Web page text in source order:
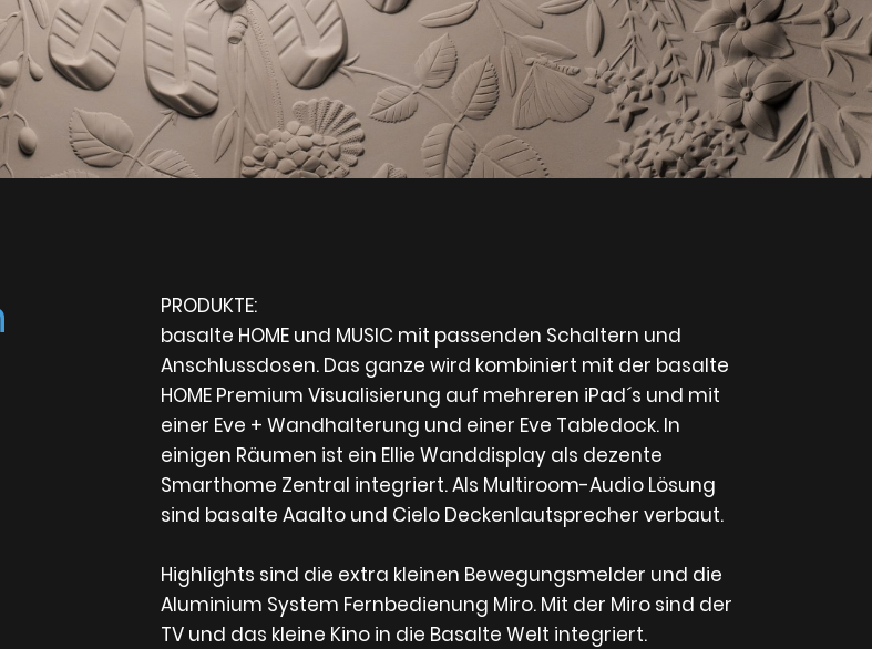
PRODUKTE:
basalte HOME und MUSIC mit passenden Schaltern und
Anschlussdosen. Das ganze wird kombiniert mit der basalte
HOME Premium Visualisierung auf mehreren iPad´s und mit
einer Eve + Wandhalterung und einer Eve Tabledock. In
einigen Räumen ist ein Ellie Wanddisplay als dezente
Smarthome Zentral integriert. Als Multiroom-Audio Lösung
sind basalte Aaalto und Cielo Deckenlautsprecher verbaut.
Highlights sind die extra kleinen Bewegungsmelder und die
Aluminium System Fernbedienung Miro. Mit der Miro sind der
TV und das kleine Kino in die Basalte Welt integriert.